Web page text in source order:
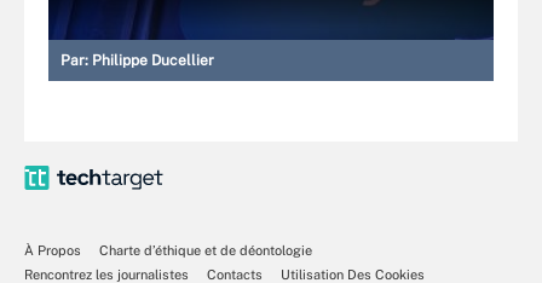
Par: Philippe Ducellier
À Propos
Charte d’éthique et de déontologie
Rencontrez les journalistes
Contacts
Utilisation Des Cookies